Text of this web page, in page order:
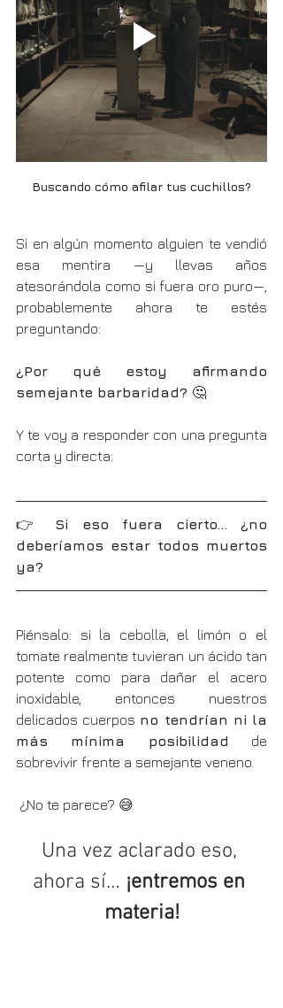
Buscando cómo afilar tus cuchillos?
Si en algún momento alguien te vendió
esa mentira —y llevas años
atesorándola como si fuera oro puro—,
probablemente ahora te estés
preguntando:
¿Por qué estoy afirmando
semejante barbaridad? 🤔
Y te voy a responder con una pregunta
corta y directa:
👉 Si eso fuera cierto… ¿no
deberíamos estar todos muertos
ya?
Piénsalo: si la cebolla, el limón o el
tomate realmente tuvieran un ácido tan
potente como para dañar el acero
inoxidable, entonces nuestros
delicados cuerpos no tendrían ni la
más mínima posibilidad de
sobrevivir frente a semejante veneno.
¿No te parece? 😅
Una vez aclarado eso,
ahora sí… ¡entremos en
materia!